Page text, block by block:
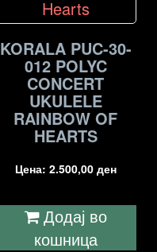
KORALA PUC-30-
012 POLYC
CONCERT
UKULELE
RAINBOW OF
HEARTS
Цена: 2.500,00 ден
Додај во
кошница